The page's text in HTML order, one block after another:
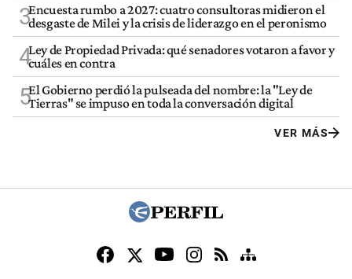
3Encuesta rumbo a 2027: cuatro consultoras midieron el
desgaste de Milei y la crisis de liderazgo en el peronismo
4Ley de Propiedad Privada: qué senadores votaron a favor y
cuáles en contra
5El Gobierno perdió la pulseada del nombre: la "Ley de
Tierras" se impuso en toda la conversación digital
VER MÁS